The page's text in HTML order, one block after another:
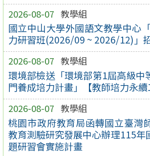
2026-08-07 教學組
國立中山大學外國語文教學中心
力研習班(2026/09 ~ 2026/12)」
2026-08-07 教學組
環境部檢送「環境部第1屆高級中
門養成培力計畫」【教師培力永
2026-08-07 教學組
桃園市政府教育局函轉國立臺灣
教育測驗研究發展中心辦理115年
題研習會實施計畫